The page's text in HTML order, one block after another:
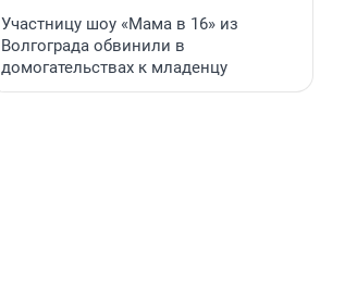
Участницу шоу «Мама в 16» из
Волгограда обвинили в
домогательствах к младенцу